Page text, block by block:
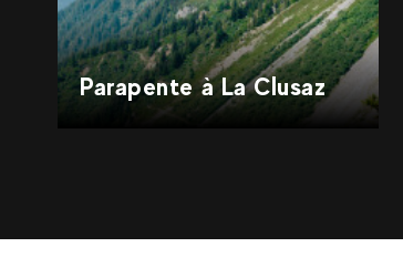
Parapente à La Clusaz